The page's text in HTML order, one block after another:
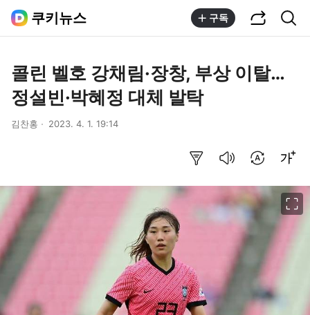
쿠키뉴스 구독
콜린 벨호 강채림·장창, 부상 이탈…
정설빈·박혜정 대체 발탁
김찬홍 2023. 4. 1. 19:14